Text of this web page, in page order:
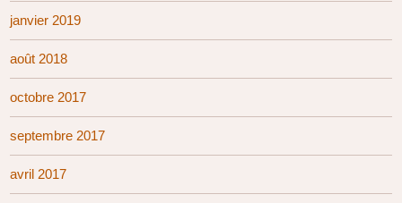
janvier 2019
août 2018
octobre 2017
septembre 2017
avril 2017